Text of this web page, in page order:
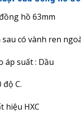
hồ 63mm
có vành ren
áp suất : Dầu
C.
hiệu HXC